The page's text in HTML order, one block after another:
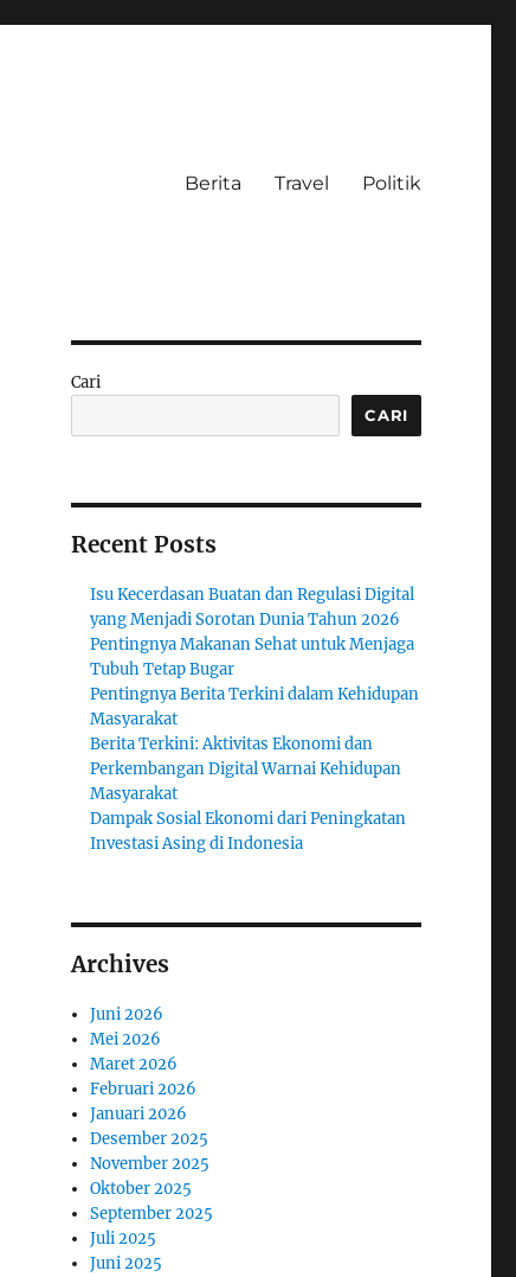
Berita Travel Politik
Cari
CARI
Recent Posts
Isu Kecerdasan Buatan dan Regulasi Digital
yang Menjadi Sorotan Dunia Tahun 2026
Pentingnya Makanan Sehat untuk Menjaga
Tubuh Tetap Bugar
Pentingnya Berita Terkini dalam Kehidupan
Masyarakat
Berita Terkini: Aktivitas Ekonomi dan
Perkembangan Digital Warnai Kehidupan
Masyarakat
Dampak Sosial Ekonomi dari Peningkatan
Investasi Asing di Indonesia
Archives
Juni 2026
Mei 2026
Maret 2026
Februari 2026
Januari 2026
Desember 2025
November 2025
Oktober 2025
September 2025
Juli 2025
Juni 2025